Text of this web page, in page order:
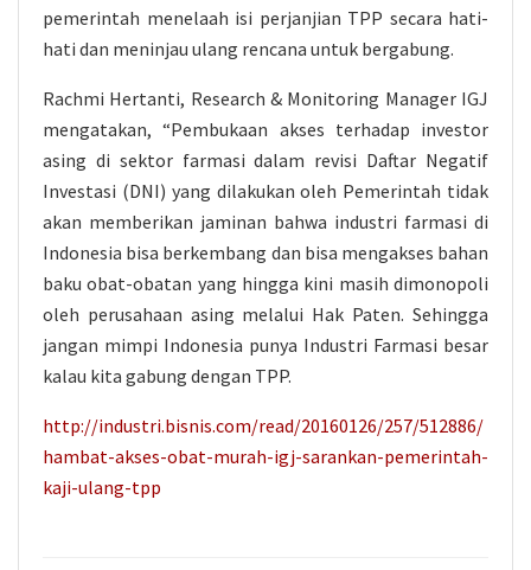
pemerintah menelaah isi perjanjian TPP secara hati-
hati dan meninjau ulang rencana untuk bergabung.
Rachmi Hertanti, Research & Monitoring Manager IGJ
mengatakan, “Pembukaan akses terhadap investor
asing di sektor farmasi dalam revisi Daftar Negatif
Investasi (DNI) yang dilakukan oleh Pemerintah tidak
akan memberikan jaminan bahwa industri farmasi di
Indonesia bisa berkembang dan bisa mengakses bahan
baku obat-obatan yang hingga kini masih dimonopoli
oleh perusahaan asing melalui Hak Paten. Sehingga
jangan mimpi Indonesia punya Industri Farmasi besar
kalau kita gabung dengan TPP.
http://industri.bisnis.com/read/20160126/257/512886/
hambat-akses-obat-murah-igj-sarankan-pemerintah-
kaji-ulang-tpp